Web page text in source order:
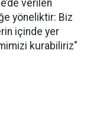
verilen
yöneliktir: Biz
içinde yer
kurabiliriz"